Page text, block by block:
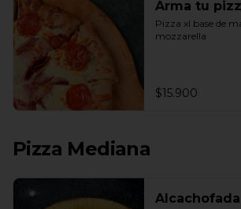
Arma tu
Pizza xl base de
mozzarella
$15.900
Pizza Mediana